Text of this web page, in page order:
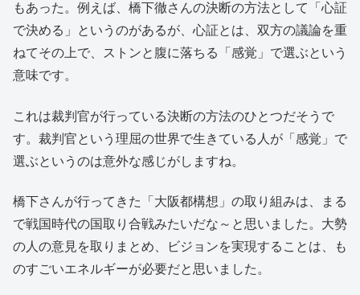
もあった。例えば、橋下徹さんの決断の方法として「心証
で決める」というのがあるが、心証とは、双方の議論を重
ねてその上で、ストンと腹に落ちる「感覚」で選ぶという
意味です。
これは裁判官が行っている決断の方法のひとつだそうで
す。裁判官という理屈の世界で生きている人が「感覚」で
選ぶというのは意外な感じがしますね。
橋下さんが行ってきた「大阪都構想」の取り組みは、まる
で戦国時代の国取り合戦みたいだな～と思いました。大勢
の人の意見を取りまとめ、ビジョンを実現することは、も
のすごいエネルギーが必要だと思いました。